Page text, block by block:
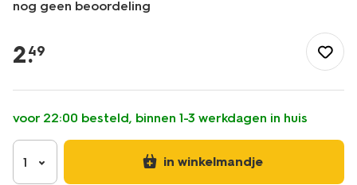
nog geen beoordeling
kantoor/schrijfwaren/markeerstiften/mini-
markeerstiften-
stempel-
-
-3-
stuks-
14504919.html
2.
49
voor 22:00 besteld, binnen 1-3 werkdagen in huis
1 in winkelmandje